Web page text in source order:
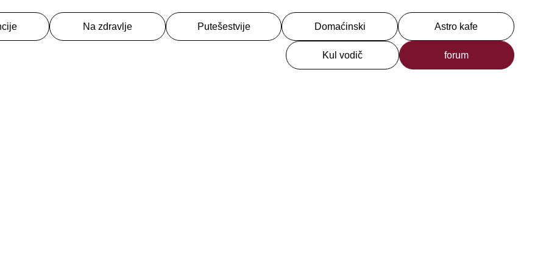
Na zdravlje Putešestvije Domaćinski Astro kafe
Kul vodič forum